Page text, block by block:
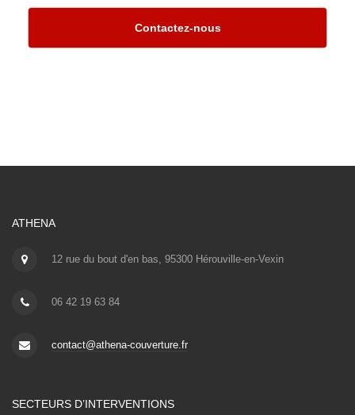
Contactez-nous
ATHENA
12 rue du bout d'en bas, 95300 Hérouville-en-Vexin
06 42 19 63 84
contact@athena-couverture.fr
SECTEURS D’INTERVENTIONS